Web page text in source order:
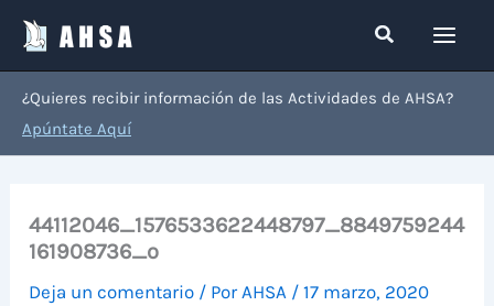
contenido
Buscar
¿Quieres recibir información de las Actividades de AHSA?
Apúntate Aquí
44112046_1576533622448797_8849759244
161908736_o
Deja un comentario / Por AHSA /17 marzo, 2020